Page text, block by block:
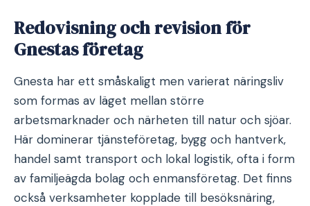
Redovisning och revision för
Gnestas företag
Gnesta har ett småskaligt men varierat näringsliv
som formas av läget mellan större
arbetsmarknader och närheten till natur och sjöar.
Här dominerar tjänsteföretag, bygg och hantverk,
handel samt transport och lokal logistik, ofta i form
av familjeägda bolag och enmansföretag. Det finns
också verksamheter kopplade till besöksnäring,